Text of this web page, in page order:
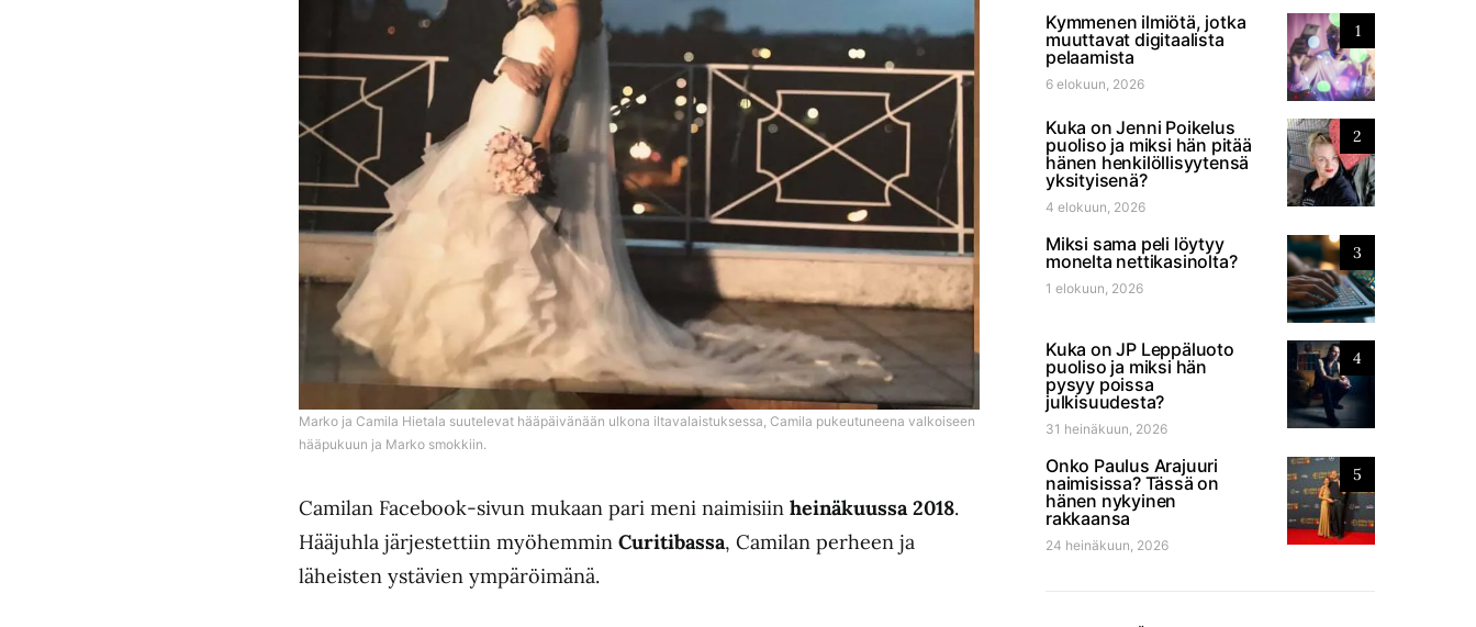
Marko ja Camila Hietala suutelevat hääpäivänään ulkona iltavalaistuksessa, Camila pukeutuneena valkoiseen
hääpukuun ja Marko smokkiin.
Camilan Facebook-sivun mukaan pari meni naimisiin heinäkuussa 2018.
Hääjuhla järjestettiin myöhemmin Curitibassa, Camilan perheen ja
läheisten ystävien ympäröimänä.
1
Kymmenen ilmiötä, jotka
muuttavat digitaalista
pelaamista
6 elokuun, 2026
2
Kuka on Jenni Poikelus
puoliso ja miksi hän pitää
hänen henkilöllisyytensä
yksityisenä?
4 elokuun, 2026
3
Miksi sama peli löytyy
monelta nettikasinolta?
1 elokuun, 2026
4
Kuka on JP Leppäluoto
puoliso ja miksi hän
pysyy poissa
julkisuudesta?
31 heinäkuun, 2026
5
Onko Paulus Arajuuri
naimisissa? Tässä on
hänen nykyinen
rakkaansa
24 heinäkuun, 2026